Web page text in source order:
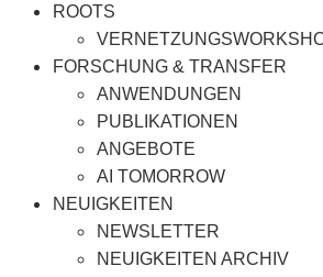
ROOTS
FORSCHUNG & TRANSFER
ANWENDUNGEN
PUBLIKATIONEN
ANGEBOTE
AI TOMORROW
NEUIGKEITEN
NEWSLETTER
NEUIGKEITEN ARCHIV